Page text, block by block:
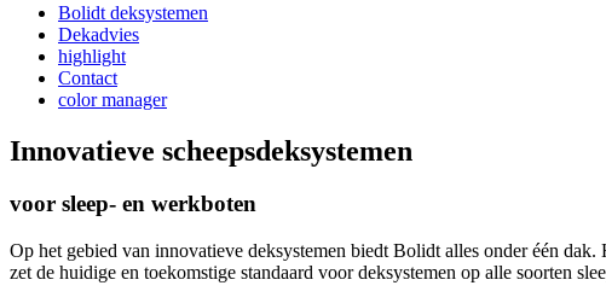
Bolidt deksystemen
Dekadvies
highlight
Contact
color manager
Innovatieve scheepsdeksystemen
voor sleep- en werkboten
Op het gebied van innovatieve deksystemen biedt Bolidt alles onder één
zet de huidige en toekomstige standaard voor deksystemen op alle soorten